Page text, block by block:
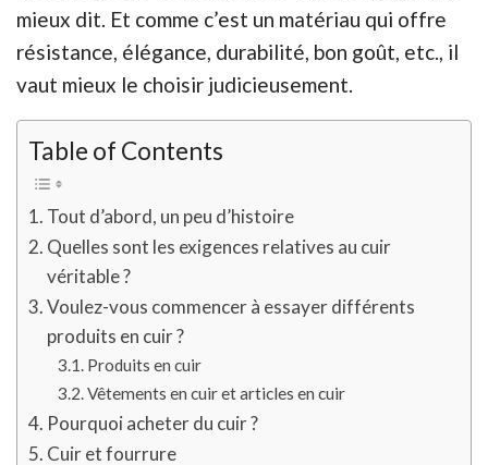
mieux dit. Et comme c’est un matériau qui offre
résistance, élégance, durabilité, bon goût, etc., il
vaut mieux le choisir judicieusement.
Table of Contents
Tout d’abord, un peu d’histoire
Quelles sont les exigences relatives au cuir
véritable ?
Voulez-vous commencer à essayer différents
produits en cuir ?
Produits en cuir
Vêtements en cuir et articles en cuir
Pourquoi acheter du cuir ?
Cuir et fourrure